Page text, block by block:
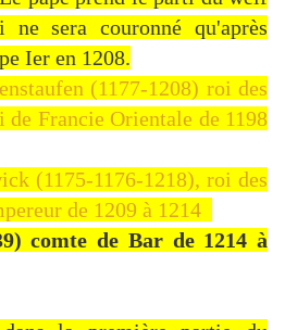
sera couronné qu'après
Ier en 1208.
(1177-1208) roi des
de Francie Orientale de 1198
(1175-1176-1218), roi des
de 1209 à 1214
comte de Bar de 1214 à